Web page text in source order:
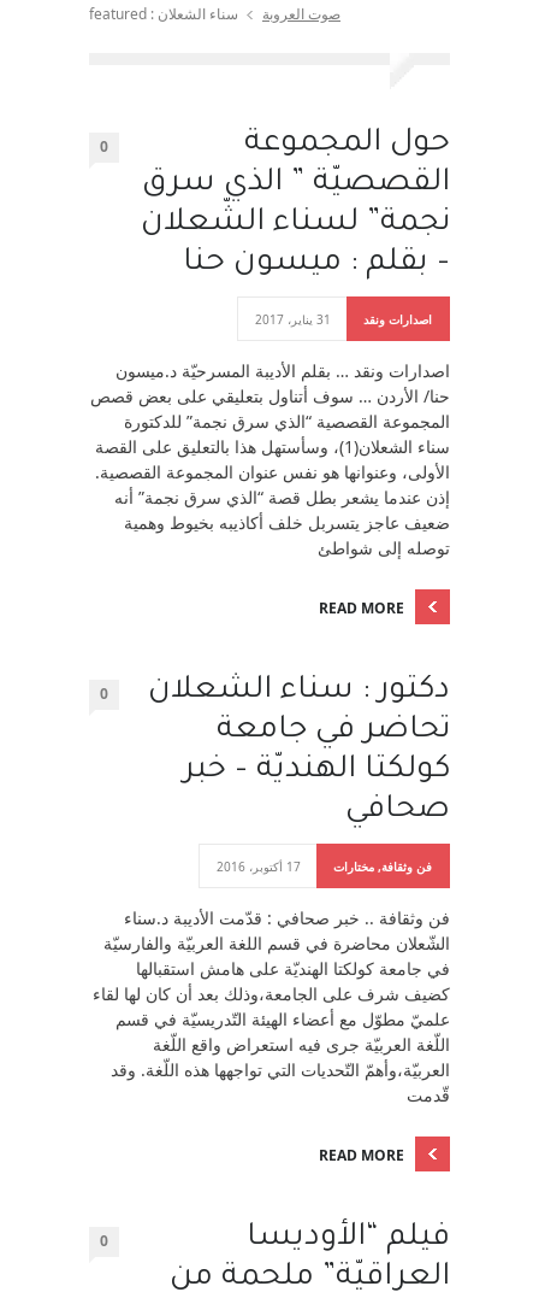
صوت العروبة سناء الشعلان : featured
حول المجموعة
القصصيّة ” الذي سرق
نجمة” لسناء الشّعلان
– بقلم : ميسون حنا
0
اصدارات ونقد 31 يناير، 2017
اصدارات ونقد … بقلم الأديبة المسرحيّة د.ميسون
حنا/ الأردن … سوف أتناول بتعليقي على بعض قصص
المجموعة القصصية “الذي سرق نجمة” للدكتورة
سناء الشعلان(1)، وسأستهل هذا بالتعليق على القصة
الأولى، وعنوانها هو نفس عنوان المجموعة القصصية.
إذن عندما يشعر بطل قصة “الذي سرق نجمة” أنه
ضعيف عاجز يتسربل خلف أكاذيبه بخيوط وهمية
توصله إلى شواطئ
READ MORE
دكتور : سناء الشعلان
تحاضر في جامعة
كولكتا الهنديّة – خبر
صحافي
0
فن وثقافة, مختارات 17 أكتوبر، 2016
فن وثقافة .. خبر صحافي : قدّمت الأديبة د.سناء
الشّعلان محاضرة في قسم اللغة العربيّة والفارسيّة
في جامعة كولكتا الهنديّة على هامش استقبالها
كضيف شرف على الجامعة،وذلك بعد أن كان لها لقاء
علميّ مطوّل مع أعضاء الهيئة التّدريسيّة في قسم
اللّغة العربيّة جرى فيه استعراض واقع اللّغة
العربيّة،وأهمّ التّحديات التي تواجهها هذه اللّغة. وقد
قّدمت
READ MORE
فيلم “الأوديسا
العراقيّة” ملحمة من
0